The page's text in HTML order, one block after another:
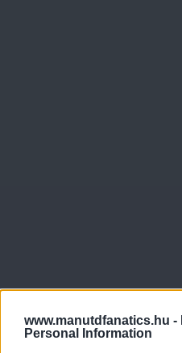
www.manutdfanatics.hu -
Personal Information